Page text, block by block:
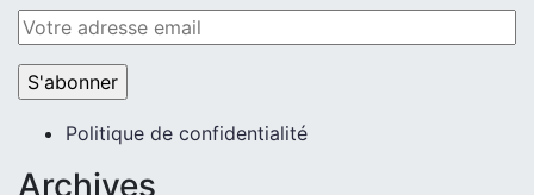
Politique de confidentialité
Archives